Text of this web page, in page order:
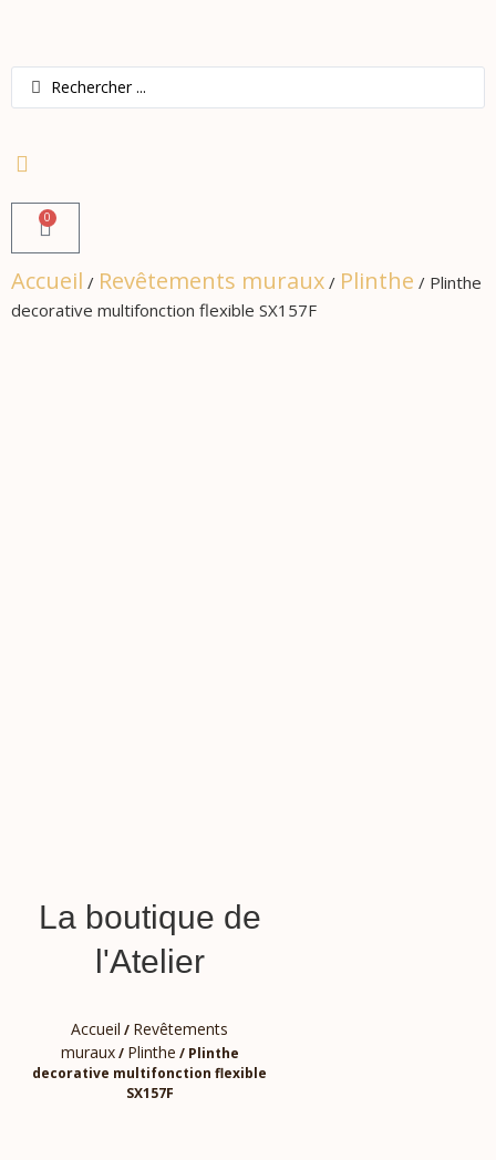
0
Accueil / Revêtements muraux / Plinthe / Plinthe
decorative multifonction flexible SX157F
La boutique de
l'Atelier
Accueil / Revêtements
muraux/ Plinthe / Plinthe
decorative multifonction flexible
SX157F